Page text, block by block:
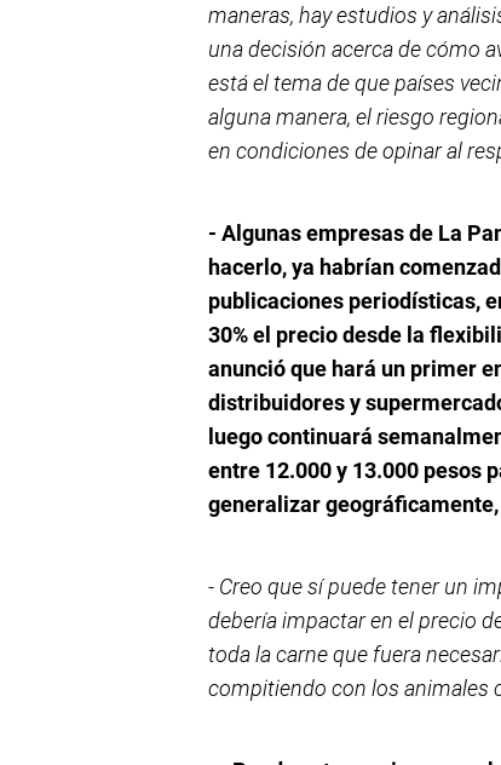
maneras, hay estudios y
una decisión acerca de cómo
está el tema de que países
alguna manera, el riesgo
en condiciones de opinar al
- Algunas empresas de La
hacerlo, ya habrían
publicaciones periodísticas,
30% el precio desde la
anunció que hará un primer
distribuidores y
luego continuará
entre 12.000 y 13.000 pesos
generalizar
- Creo que sí puede tener un
debería impactar en el precio
toda la carne que fuera
compitiendo con los animales